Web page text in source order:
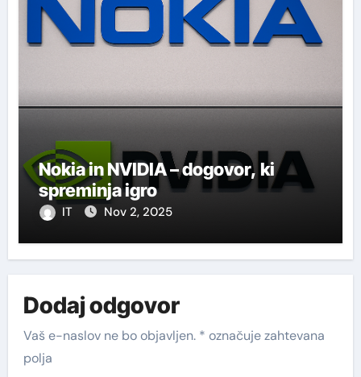
Nokia in NVIDIA – dogovor, ki
spreminja igro
IT Nov 2, 2025
Dodaj odgovor
Vaš e-naslov ne bo objavljen. * označuje zahtevana
polja